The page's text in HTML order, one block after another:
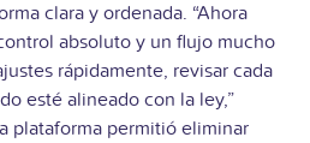
clara y ordenada. “Ahora
absoluto y un flujo mucho
rápidamente, revisar cada
esté alineado con la ley,”
plataforma permitió eliminar